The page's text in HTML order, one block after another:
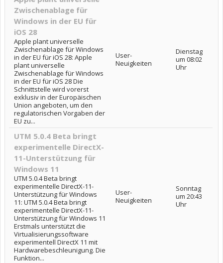
Zwischenablage für
Windows in der EU für
iOS 28
Apple plant universelle
Zwischenablage für Windows
in der EU für iOS 28: Apple
plant universelle
Zwischenablage für Windows
in der EU für iOS 28 Die
Schnittstelle wird vorerst
exklusiv in der Europäischen
Union angeboten, um den
regulatorischen Vorgaben der
EU zu...
User-
Neuigkeiten
Dienstag
um 08:02
Uhr
UTM 5.0.4 Beta bringt
experimentelle DirectX-
11-Unterstützung für
Windows 11
UTM 5.0.4 Beta bringt
experimentelle DirectX-11-
Unterstützung für Windows
11: UTM 5.0.4 Beta bringt
experimentelle DirectX-11-
Unterstützung für Windows 11
Erstmals unterstützt die
Virtualisierungssoftware
experimentell DirectX 11 mit
Hardwarebeschleunigung. Die
Funktion...
User-
Neuigkeiten
Sonntag
um 20:43
Uhr